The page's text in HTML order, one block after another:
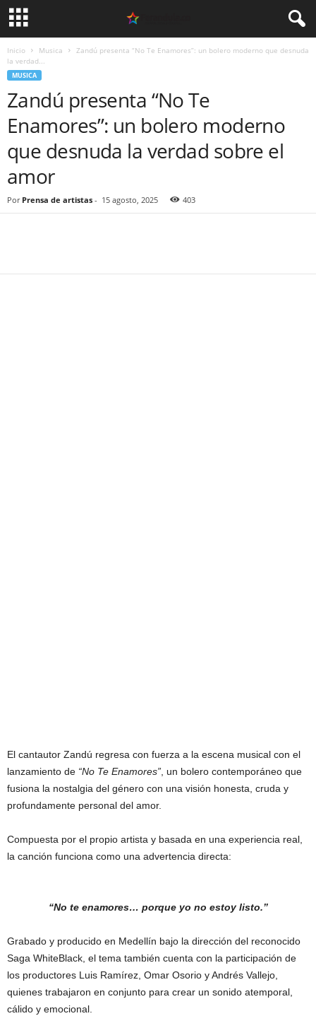
Inicio Musica
Zandú presenta “No Te Enamores”: un bolero moderno que desnuda
la verdad...
MUSICA
Zandú presenta “No Te
Enamores”: un bolero moderno
que desnuda la verdad sobre el
amor
Por Prensa de artistas - 15 agosto, 2025 403
El cantautor Zandú regresa con fuerza a la escena musical con el
lanzamiento de “No Te Enamores” , un bolero contemporáneo que
fusiona la nostalgia del género con una visión honesta, cruda y
profundamente personal del amor.
Compuesta por el propio artista y basada en una experiencia real,
la canción funciona como una advertencia directa:
“No te enamores… porque yo no estoy listo.”
Grabado y producido en Medellín bajo la dirección del reconocido
Saga WhiteBlack, el tema también cuenta con la participación de
los productores Luis Ramírez, Omar Osorio y Andrés Vallejo,
quienes trabajaron en conjunto para crear un sonido atemporal,
cálido y emocional.